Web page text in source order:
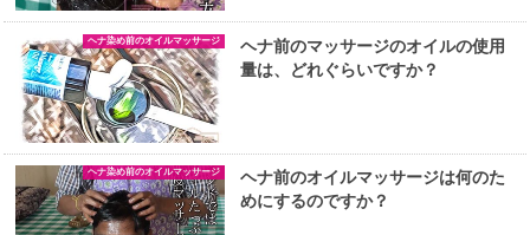
ヘナ染め前のオイルマッサージ
ヘナ前のマッサージのオイルの使用
量は、どれぐらいですか？
ヘナ染め前のオイルマッサージ
ヘナ前のオイルマッサージは何のた
めにするのですか？